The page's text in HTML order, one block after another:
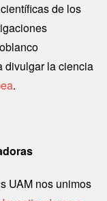
de los
divulgar la ciencia
.
UAM nos unimos